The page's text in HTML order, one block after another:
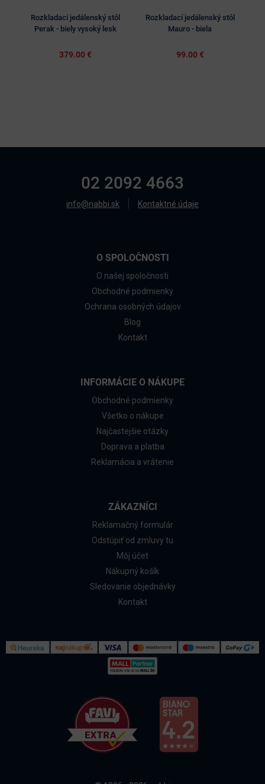
Rozkladací jedálenský stôl
Perak - biely vysoký lesk
379.00 €
Rozkladací jedálenský stôl
Mauro - biela
99.00 €
02 2092 4663
info@nabbi.sk Kontaktné údaje
O SPOLOČNOSTI
O našej spoločnosti
Obchodné podmienky
Ochrana osobných údajov
Blog
Kontakt
INFORMÁCIE O NÁKUPE
Obchodné podmienky
Všetko o nákupe
Najčastejšie otázky
Doprava a platba
Reklamácia a vrátenie
ZÁKAZNÍCI
Reklamačný formulár
Odstúpiť od zmluvy tu
Môj účet
Nákupný košík
Sledovanie objednávky
Kontakt